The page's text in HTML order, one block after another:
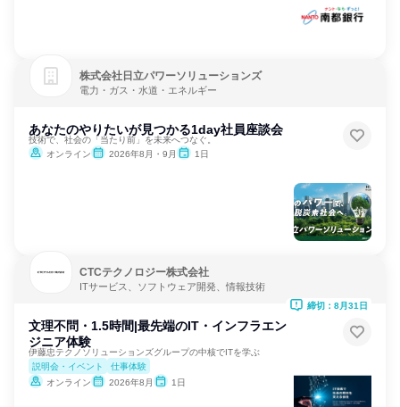
株式会社日立パワーソリューションズ
電力・ガス・水道・エネルギー
あなたのやりたいが見つかる1day社員座談会
技術で、社会の「当たり前」を未来へつなぐ。
オンライン
2026年8月・9月 1日
CTCテクノロジー株式会社
ITサービス、ソフトウェア開発、情報技術
文理不問・1.5時間|最先端のIT・インフラエン
ジニア体験
伊藤忠テクノソリューションズグループの中核でITを学ぶ
説明会・イベント
仕事体験
オンライン
2026年8月 1日
締切：8月31日